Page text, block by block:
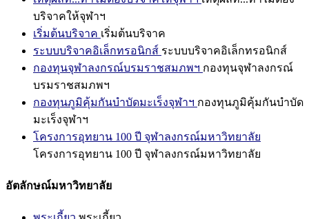
บริจาคให้จุฬาฯ
เริ่มต้นบริจาค เริ่มต้นบริจาค
ระบบบริจาคอิเล็กทรอนิกส์ ระบบบริจาคอิเล็กทรอนิกส์
กองทุนจุฬาลงกรณ์บรมราชสมภพฯ กองทุนจุฬาลงกรณ์
บรมราชสมภพฯ
กองทุนภูมิคุ้มกันบำบัดมะเร็งจุฬาฯ กองทุนภูมิคุ้มกันบำบัด
มะเร็งจุฬาฯ
โครงการอุทยาน 100 ปี จุฬาลงกรณ์มหาวิทยาลัย
โครงการอุทยาน 100 ปี จุฬาลงกรณ์มหาวิทยาลัย
อัตลักษณ์มหาวิทยาลัย